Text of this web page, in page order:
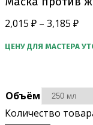
2,015 ₽ – 3,185 ₽
ЦЕНУ ДЛЯ МАСТЕРА
Объём
Количество